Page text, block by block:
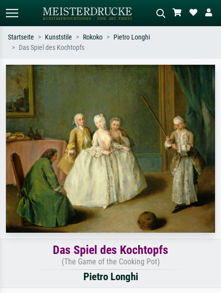
Suchen Sie nach Künstlern, Werktiteln
oder Stilen – z.B. Monet,
Sternennacht, Impressionismus, Welle
Beschreiben Sie die Szene – z.B. Grüne
Wiese, Abstrakt mit viel Rot, Dunkles
Ölgemälde, Stehender Akt neben einem
Startseite Kunststile Rokoko
Pietro Longhi
Das Spiel des Kochtopfs
Das Spiel des Kochtopfs
(The Game of the Cooking Pot)
Pietro Longhi